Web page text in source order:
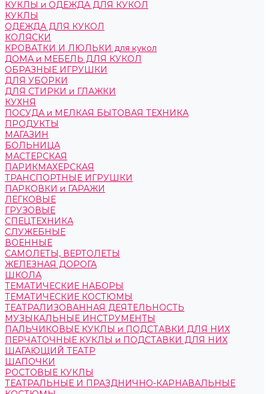
КУКЛЫ и ОДЕЖДА ДЛЯ КУКОЛ
КУКЛЫ
ОДЕЖДА ДЛЯ КУКОЛ
КОЛЯСКИ
КРОВАТКИ И ЛЮЛЬКИ для кукол
ДОМА и МЕБЕЛЬ ДЛЯ КУКОЛ
ОБРАЗНЫЕ ИГРУШКИ
ДЛЯ УБОРКИ
ДЛЯ СТИРКИ и ГЛАЖКИ
КУХНЯ
ПОСУДА и МЕЛКАЯ БЫТОВАЯ ТЕХНИКА
ПРОДУКТЫ
МАГАЗИН
БОЛЬНИЦА
МАСТЕРСКАЯ
ПАРИКМАХЕРСКАЯ
ТРАНСПОРТНЫЕ ИГРУШКИ
ПАРКОВКИ и ГАРАЖИ
ЛЕГКОВЫЕ
ГРУЗОВЫЕ
СПЕЦТЕХНИКА
СЛУЖЕБНЫЕ
ВОЕННЫЕ
САМОЛЕТЫ, ВЕРТОЛЕТЫ
ЖЕЛЕЗНАЯ ДОРОГА
ШКОЛА
ТЕМАТИЧЕСКИЕ НАБОРЫ
ТЕМАТИЧЕСКИЕ КОСТЮМЫ
ТЕАТРАЛИЗОВАННАЯ ДЕЯТЕЛЬНОСТЬ
МУЗЫКАЛЬНЫЕ ИНСТРУМЕНТЫ
ПАЛЬЧИКОВЫЕ КУКЛЫ и ПОДСТАВКИ ДЛЯ НИХ
ПЕРЧАТОЧНЫЕ КУКЛЫ и ПОДСТАВКИ ДЛЯ НИХ
ШАГАЮЩИЙ ТЕАТР
ШАПОЧКИ
РОСТОВЫЕ КУКЛЫ
ТЕАТРАЛЬНЫЕ И ПРАЗДНИЧНО-КАРНАВАЛЬНЫЕ